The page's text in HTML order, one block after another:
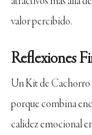
valor percibido.
Reflexiones
Un Kit de Cachorro
porque combina
calidez emocional